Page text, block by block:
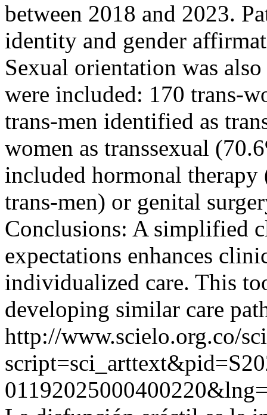
between 2018 and 2023.
identity and gender
Sexual orientation was
were included: 170 trans-
trans-men identified as
women as transsexual
included hormonal
trans-men) or genital
Conclusions: A simplified
expectations enhances
individualized care. This
developing similar care
http://www.scielo.org.co/